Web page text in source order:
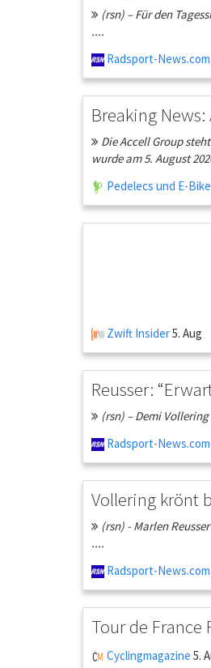
(rsn) – Für den
....
Radsport-News.com
Breaking
Die Accell Group
wurde am 5. August
Pedelecs und E-
Zwift Insider5. Aug
Reusser:
(rsn) – Demi
Radsport-News.com
Vollering krönt
(rsn) - Marlen
....
Radsport-News.com
Tour de France
Cyclingmagazine 5.